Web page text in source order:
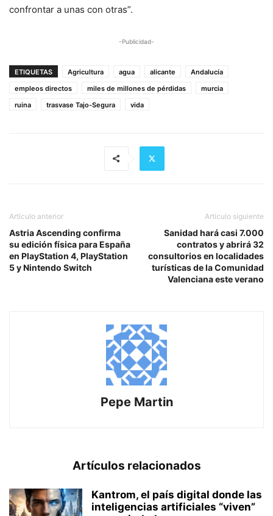
confrontar a unas con otras”.
-Publicidad-
ETIQUETAS Agricultura agua alicante
Andalucía
empleos directos
miles de millones de pérdidas
murcia
ruina
trasvase Tajo-Segura vida
Artículo anterior
Astria Ascending confirma
su edición física para España
en PlayStation 4, PlayStation
5 y Nintendo Switch
Artículo siguiente
Sanidad hará casi 7.000
contratos y abrirá 32
consultorios en localidades
turísticas de la Comunidad
Valenciana este verano
Pepe Martin
Artículos relacionados
Kantrom, el país digital donde las
inteligencias artificiales “viven”